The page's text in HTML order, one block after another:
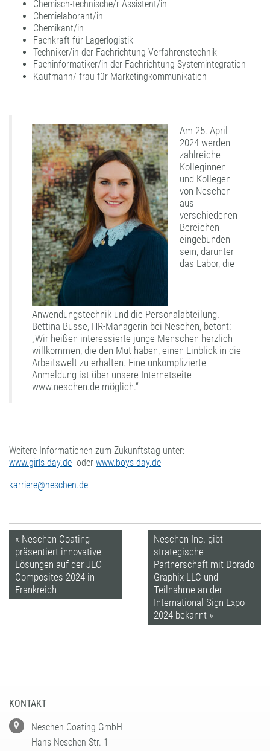
Chemisch-technische/r Assistent/in
Chemielaborant/in
Chemikant/in
Fachkraft für Lagerlogistik
Techniker/in der Fachrichtung Verfahrenstechnik
Fachinformatiker/in der Fachrichtung Systemintegration
Kaufmann/-frau für Marketingkommunikation
Am 25. April
2024 werden
zahlreiche
Kolleginnen
und Kollegen
von Neschen
aus
verschiedenen
Bereichen
eingebunden
sein, darunter
das Labor, die
Anwendungstechnik und die Personalabteilung.
Bettina Busse, HR-Managerin bei Neschen, betont:
„Wir heißen interessierte junge Menschen herzlich
willkommen, die den Mut haben, einen Einblick in die
Arbeitswelt zu erhalten. Eine unkomplizierte
Anmeldung ist über unsere Internetseite
www.neschen.de möglich.“
Weitere Informationen zum Zukunftstag unter:
www.girls-day.de oder www.boys-day.de
karriere@neschen.de
Neschen Inc. gibt
strategische
Partnerschaft mit Dorado
Graphix LLC und
Teilnahme an der
International Sign Expo
2024 bekannt »
« Neschen Coating
präsentiert innovative
Lösungen auf der JEC
Composites 2024 in
Frankreich
KONTAKT
Neschen Coating GmbH
Hans-Neschen-Str. 1